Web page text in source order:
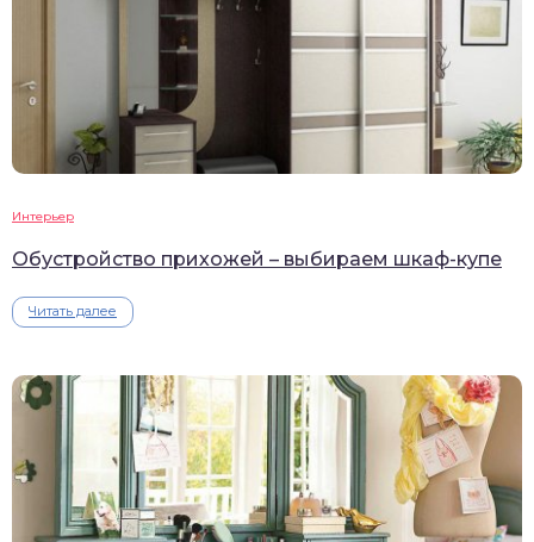
Интерьер
Обустройство прихожей – выбираем шкаф-купе
Читать далее